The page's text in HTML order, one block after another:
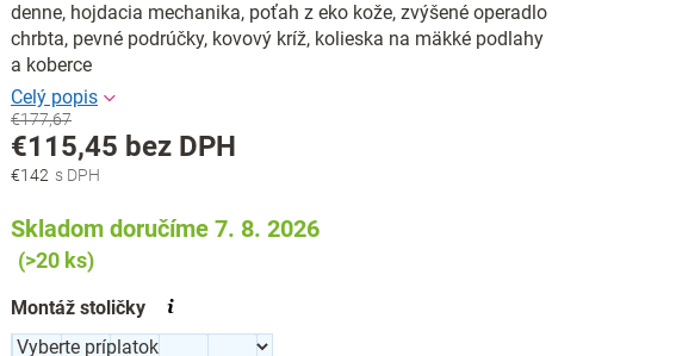
denne, hojdacia mechanika, poťah z eko kože, zvýšené operadlo
chrbta, pevné podrúčky, kovový kríž, kolieska na mäkké podlahy
a koberce
€177,67
€142
€115,45 bez DPH
Jednotková
Skladom doručíme 7. 8. 2026
(>20 ks)
Montáž stoličky